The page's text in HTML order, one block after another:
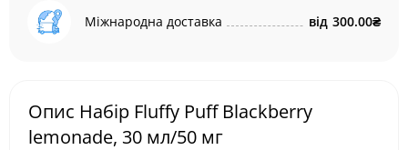
Міжнародна доставка від 300.00₴
Опис Набір Fluffy Puff Blackberry
lemonade, 30 мл/50 мг